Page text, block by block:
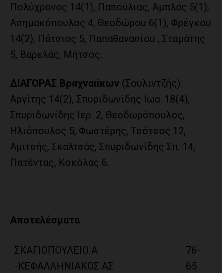
Πολύχρονος 14(1), Παπούλιας, Αμπλάς 5(1),
Ασημακόπουλος 4, Θεοδώρου 6(1), Φρέγκου
14(2), Πάτσιος 5, Παπαθανασίου , Σταμάτης
5, Βαρελάς, Μήτσος.
ΔΙΑΓΟΡΑΣ Βραχναιίκων (Σουλιντζής):
Αργίτης 14(2), Σπυριδωνίδης Ιωα. 18(4),
Σπυριδωνίδης Ιερ. 2, Θεοδωρόπουλος,
Ηλιόπουλος 5, Φωστέρης, Τσότσος 12,
Αμιτσής, Σκαλτσάς, Σπυριδωνίδης Σπ. 14,
Πατέντας, Κοκόλας 6.
Αποτελέσματα
ΣΚΑΓΙΟΠΟΥΛΕΙΟ Α
-ΚΕΦΑΛΛΗΝΙΑΚΟΣ ΑΣ
76-
65